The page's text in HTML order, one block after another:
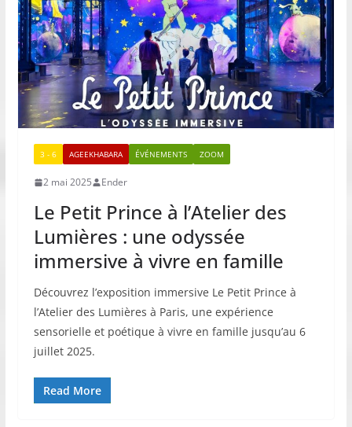
3 - 6 AGEEKHABARA ÉVÉNEMENTS ZOOM
2 mai 2025 Ender
Le Petit Prince à l’Atelier des
Lumières : une odyssée
immersive à vivre en famille
Découvrez l’exposition immersive Le Petit Prince à
l’Atelier des Lumières à Paris, une expérience
sensorielle et poétique à vivre en famille jusqu’au 6
juillet 2025.
Read More